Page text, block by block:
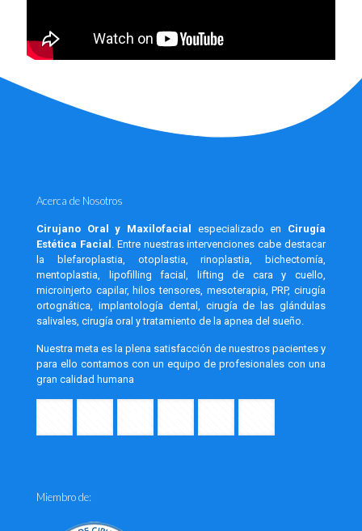
Acerca de Nosotros
Cirujano Oral y Maxilofacial especializado en Cirugía
Estética Facial . Entre nuestras intervenciones cabe destacar
la blefaroplastia, otoplastia, rinoplastia, bichectomía,
mentoplastia, lipofilling facial, lifting de cara y cuello,
microinjerto capilar, hilos tensores, mesoterapia, PRP, cirugía
ortognática, implantología dental, cirugía de las glándulas
salivales, cirugía oral y tratamiento de la apnea del sueño.
Nuestra meta es la plena satisfacción de nuestros pacientes y
para ello contamos con un equipo de profesionales con una
gran calidad humana
Miembro de: